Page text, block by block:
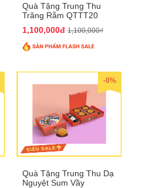
Quà Tặng Trung Thu
Trăng Rằm QTTT20
1,100,000đ 1,100,000₫
-0%
Quà Tặng Trung Thu Dạ
Nguyệt Sum Vầy